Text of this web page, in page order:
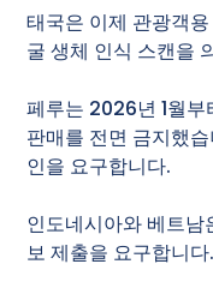
태국은 이제 관광객
굴 생체 인식 스캔을
페루는 2026년 1월
판매를 전면 금지했
인을 요구합니다.
인도네시아와 베트남
보 제출을 요구합니다.